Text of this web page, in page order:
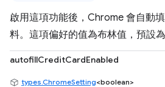
啟用這項功能後，Chrome 會自動
料。這項偏好的值為布林值，預設為
autofillCreditCardEnabled
types.ChromeSetting<boolean>